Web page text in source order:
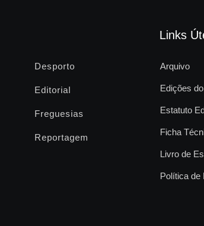
Desporto
Editorial
Freguesias
Reportagem
Links
Arquivo
Edições
Estatuto
Ficha
Livro de
Política de